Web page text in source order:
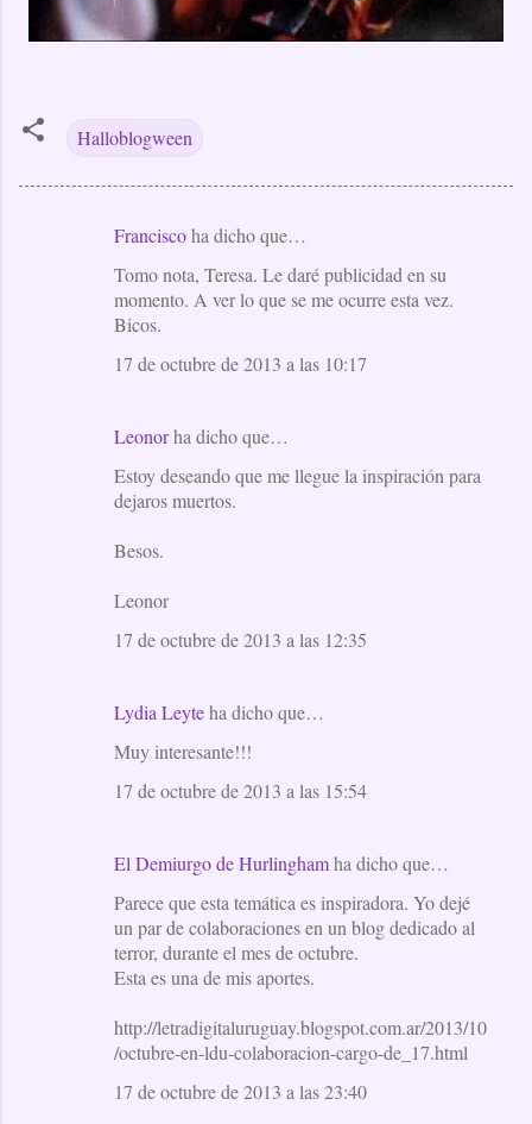
Halloblogween
Franciscoha dicho que…
Tomo nota, Teresa. Le daré publicidad en su
momento. A ver lo que se me ocurre esta vez.
Bicos.
17 de octubre de 2013 a las 10:17
Leonorha dicho que…
Estoy deseando que me llegue la inspiración para
dejaros muertos.
Besos.
Leonor
17 de octubre de 2013 a las 12:35
Lydia Leyteha dicho que…
Muy interesante!!!
17 de octubre de 2013 a las 15:54
El Demiurgo de Hurlinghamha dicho que…
Parece que esta temática es inspiradora. Yo dejé
un par de colaboraciones en un blog dedicado al
terror, durante el mes de octubre.
Esta es una de mis aportes.
http://letradigitaluruguay.blogspot.com.ar/2013/10
/octubre-en-ldu-colaboracion-cargo-de_17.html
17 de octubre de 2013 a las 23:40